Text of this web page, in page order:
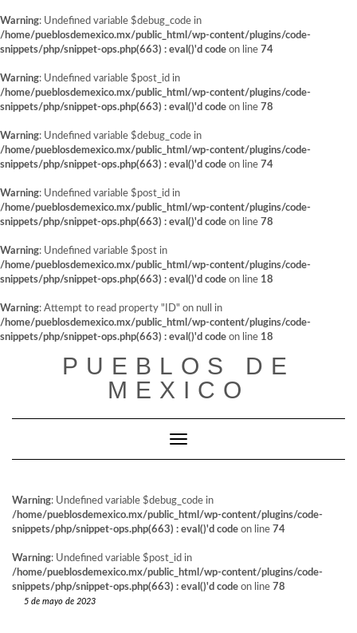
Warning: Undefined variable $debug_code in
/home/pueblosdemexico.mx/public_html/wp-content/plugins/code-
snippets/php/snippet-ops.php(663) : eval()'d code on line 74
Warning: Undefined variable $post_id in
/home/pueblosdemexico.mx/public_html/wp-content/plugins/code-
snippets/php/snippet-ops.php(663) : eval()'d code on line 78
Warning: Undefined variable $debug_code in
/home/pueblosdemexico.mx/public_html/wp-content/plugins/code-
snippets/php/snippet-ops.php(663) : eval()'d code on line 74
Warning: Undefined variable $post_id in
/home/pueblosdemexico.mx/public_html/wp-content/plugins/code-
snippets/php/snippet-ops.php(663) : eval()'d code on line 78
Warning: Undefined variable $post in
/home/pueblosdemexico.mx/public_html/wp-content/plugins/code-
snippets/php/snippet-ops.php(663) : eval()'d code on line 18
Warning: Attempt to read property "ID" on null in
/home/pueblosdemexico.mx/public_html/wp-content/plugins/code-
snippets/php/snippet-ops.php(663) : eval()'d code on line 18
PUEBLOS DE
MEXICO
Cambiar modo de navegación
Warning: Undefined variable $debug_code in
/home/pueblosdemexico.mx/public_html/wp-content/plugins/code-
snippets/php/snippet-ops.php(663) : eval()'d code on line 74
Warning: Undefined variable $post_id in
/home/pueblosdemexico.mx/public_html/wp-content/plugins/code-
snippets/php/snippet-ops.php(663) : eval()'d code on line 78
5 de mayo de 2023